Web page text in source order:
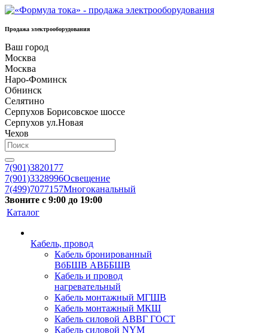
Продажа электрооборудования
Ваш город
Москва
Москва
Наро-Фоминск
Обнинск
Селятино
Серпухов Борисовское шоссе
Серпухов ул.Новая
Чехов
7(901)3820177
7(901)3328996Освещение
7(499)7077157Многоканальный
Звоните с 9:00 до 19:00
Каталог
Кабель, провод
Кабель бронированный
ВбБШВ АВББШВ
Кабель и провод
нагревательный
Кабель монтажный МГШВ
Кабель монтажный МКШ
Кабель силовой АВВГ ГОСТ
Кабель силовой NYM